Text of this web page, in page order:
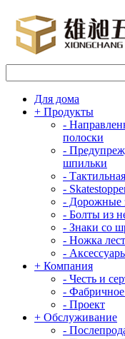
Для дома
+ Продукты
-
полоски
-
шпильки
-
-
- Дорожные
- Болты из
- Знаки со
- Ножка
-
+ Компания
- Честь и
-
- Проект
+ Обслуживание
-